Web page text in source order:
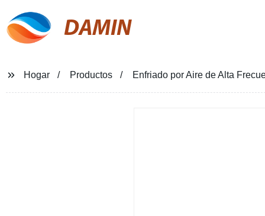
DAMIN
Hogar Productos Enfriado por Aire de Alta